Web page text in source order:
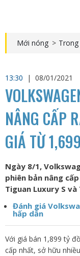
Mới nóng >
13:30
| 08/01/2021
NÂNG CẤP
GIÁ TỪ
Ngày 8/1,
phiên bản nâng
Tiguan Luxury S và
Đánh giá
hấp dẫn
Với giá bán 1,899 tỷ
cấp nhất, sở hữu